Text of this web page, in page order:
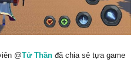
@Tử Thần đã chia sẻ tựa game